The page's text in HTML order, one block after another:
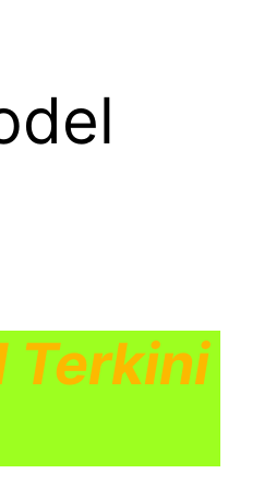
Terkini